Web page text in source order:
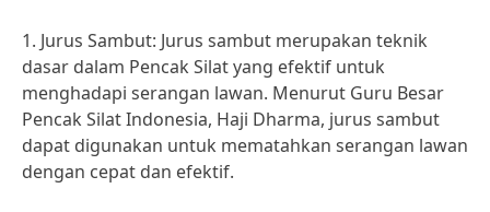
1. Jurus Sambut: Jurus sambut merupakan teknik
dasar dalam Pencak Silat yang efektif untuk
menghadapi serangan lawan. Menurut Guru Besar
Pencak Silat Indonesia, Haji Dharma, jurus sambut
dapat digunakan untuk mematahkan serangan lawan
dengan cepat dan efektif.